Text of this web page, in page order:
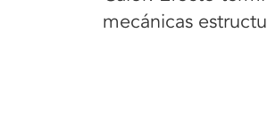
mecánicas